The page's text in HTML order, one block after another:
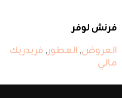
فرنش لوفر
العروض, العطور, فريدريك
مالي